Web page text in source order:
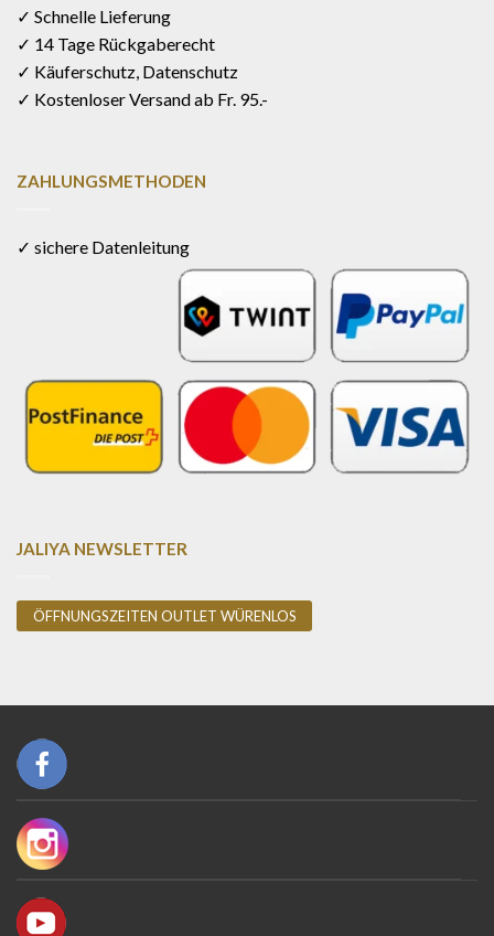
✓ Schnelle Lieferung
✓ 14 Tage Rückgaberecht
✓ Käuferschutz, Datenschutz
✓ Kostenloser Versand ab Fr. 95.-
ZAHLUNGSMETHODEN
✓ sichere Datenleitung
JALIYA NEWSLETTER
ÖFFNUNGSZEITEN OUTLET WÜRENLOS